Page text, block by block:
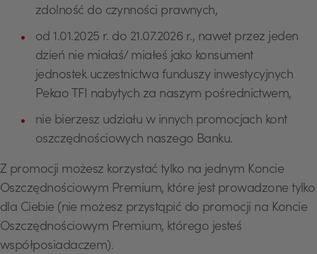
zdolność do czynności prawnych,
od 1.01.2025 r. do 21.07.2026 r., nawet przez jeden
dzień nie miałaś/ miałeś jako konsument
jednostek uczestnictwa funduszy inwestycyjnych
Pekao TFI nabytych za naszym pośrednictwem,
nie bierzesz udziału w innych promocjach kont
oszczędnościowych naszego Banku.
Z promocji możesz korzystać tylko na jednym Koncie
Oszczędnościowym Premium, które jest prowadzone tylko
dla Ciebie (nie możesz przystąpić do promocji na Koncie
Oszczędnościowym Premium, którego jesteś
współposiadaczem).